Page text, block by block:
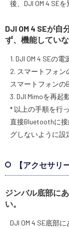
後、DJI OM 4 SE
DJI OM 4 SEが
ず、機能してい
1. DJI OM 4 SEの電
2. スマートフォン
スマートフォンの
3. DJI Mimoを再起
* 以上の手順を行
直接Bluetoothに接
グしないように設
【アクセサリ
ジンバル底部に
い。
DJI OM 4 SE底部